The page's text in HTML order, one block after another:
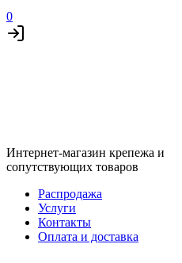
0
Интернет-магазин крепежа и
сопутствующих товаров
Распродажа
Услуги
Контакты
Оплата и доставка